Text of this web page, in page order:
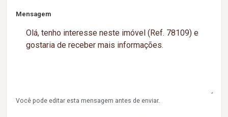
Mensagem
Você pode editar esta mensagem antes de enviar.